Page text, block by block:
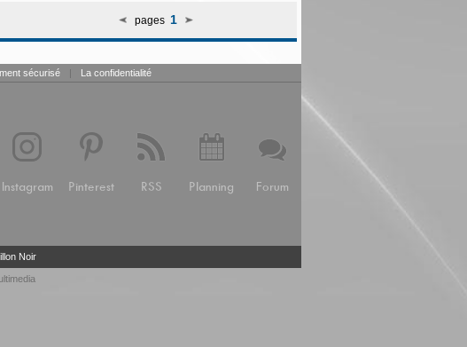
pages 1
sécurisé | La confidentialité
Instagram Pinterest RSS Planning Forum
Noir